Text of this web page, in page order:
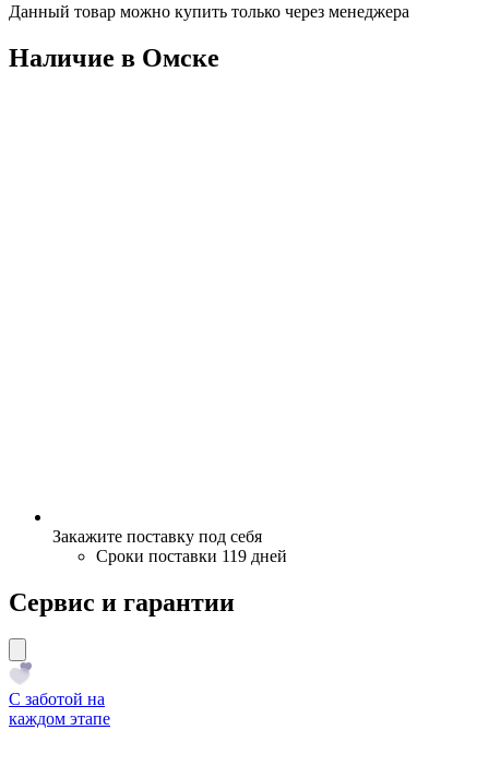
Данный товар можно купить только через менеджера
Наличие в Омскe
Закажите поставку под себя
Сроки поставки 119 дней
Сервис и гарантии
С заботой на
каждом этапе